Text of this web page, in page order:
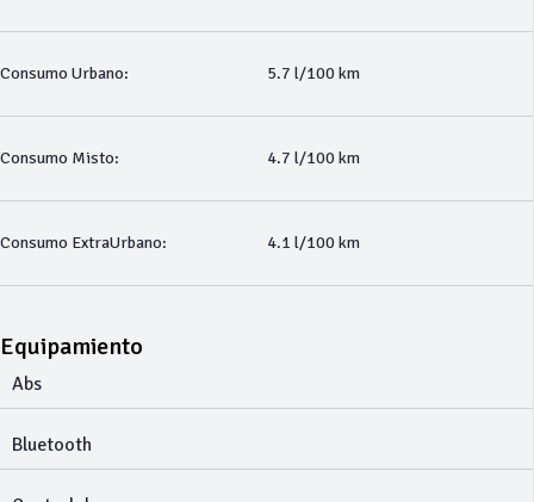
Consumo Urbano: 5.7 l/100 km
Consumo Misto: 4.7 l/100 km
Consumo ExtraUrbano: 4.1 l/100 km
Equipamiento
Abs
Bluetooth